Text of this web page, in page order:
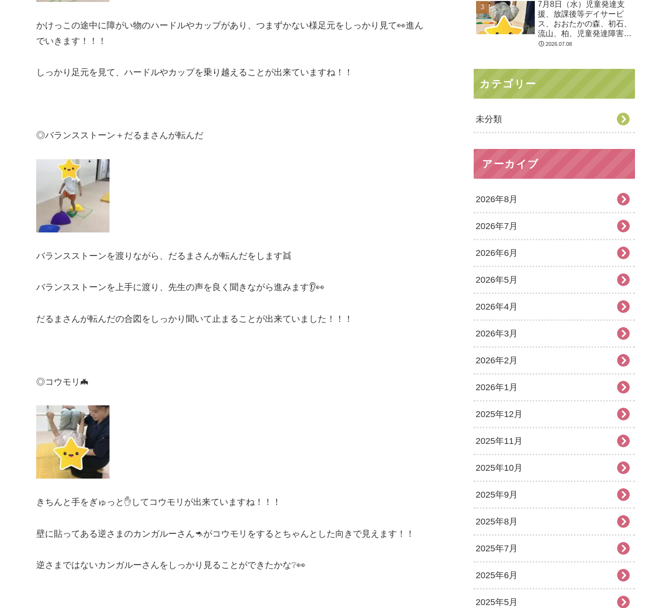
かけっこの途中に障がい物のハードルやカップがあり、つまずかない様足元をしっかり見て👀進ん
でいきます！！！
しっかり足元を見て、ハードルやカップを乗り越えることが出来ていますね！！
◎バランスストーン＋だるまさんが転んだ
バランスストーンを渡りながら、だるまさんが転んだをします👯
バランスストーンを上手に渡り、先生の声を良く聞きながら進みます👂👀
だるまさんが転んだの合図をしっかり聞いて止まることが出来ていました！！！
◎コウモリ🦇
きちんと手をぎゅっと✋してコウモリが出来ていますね！！！
壁に貼ってある逆さまのカンガルーさん🦘がコウモリをするとちゃんとした向きで見えます！！
逆さまではないカンガルーさんをしっかり見ることができたかな❔👀
る 発達障害 放デイ 自
閉症 ADHD アスペルガ
ー症候
7月8日（水）児童発達支
援、放課後等デイサービ
ス、おおたかの森、初石、
流山、柏、児童発達障害
運動療育 柳沢運動プログ
2026.07.08
カテゴリー
未分類
アーカイブ
2026年8月
2026年7月
2026年6月
2026年5月
2026年4月
2026年3月
2026年2月
2026年1月
2025年12月
2025年11月
2025年10月
2025年9月
2025年8月
2025年7月
2025年6月
2025年5月